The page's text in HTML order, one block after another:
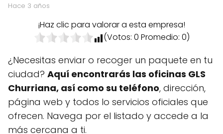
hace 3 años
¡Haz clic para valorar a esta empresa!
(Votos: 0 Promedio: 0)
¿Necesitas enviar o recoger un paquete en tu
ciudad? Aquí encontrarás las oficinas GLS
Churriana, así como su teléfono, dirección,
página web y todos lo servicios oficiales que
ofrecen. Navega por el listado y accede a la
más cercana a ti.